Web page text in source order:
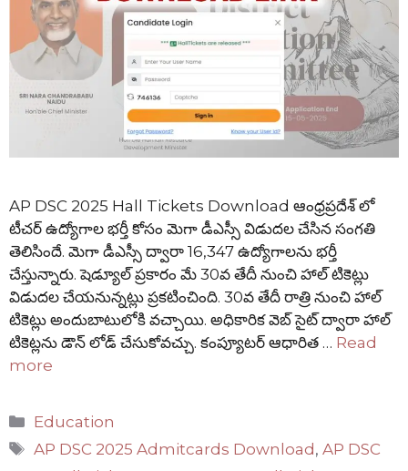
AP DSC 2025 Hall Tickets Download ఆంధ్రప్రదేశ్ లో
టీచర్ ఉద్యోగాల భర్తీ కోసం మెగా డీఎస్సీ విడుదల చేసిన సంగతి
తెలిసిందే. మెగా డీఎస్సీ ద్వారా 16,347 ఉద్యోగాలను భర్తీ
చేస్తున్నారు. షెడ్యూల్ ప్రకారం మే 30వ తేదీ నుంచి హాల్ టికెట్లు
విడుదల చేయనున్నట్లు ప్రకటించింది. 30వ తేదీ రాత్రి నుంచి హాల్
టికెట్లు అందుబాటులోకి వచ్చాయి. అధికారిక వెబ్ సైట్ ద్వారా హాల్
టికెట్లను డౌన్ లోడ్ చేసుకోవచ్చు. కంప్యూటర్ ఆధారిత … Read
more
Categories
Education
Tags
AP DSC 2025 Admitcards Download ,AP DSC